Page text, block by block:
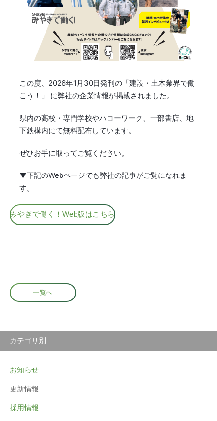
この度、2026年1月30日発刊の「建設・土木業界で働
こう！」 に弊社の企業情報が掲載されました。
県内の高校・専門学校やハローワーク、一部書店、地
下鉄構内にて無料配布しています。
ぜひお手に取ってご覧ください。
▼下記のWebページでも弊社の記事がご覧になれま
す。
みやぎで働く！Web版はこちら
一覧へ
カテゴリ別
お知らせ
更新情報
採用情報